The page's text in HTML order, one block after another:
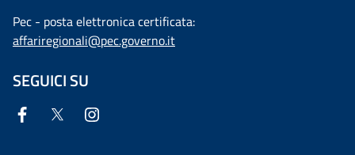
Pec - posta elettronica certificata:
affariregionali@pec.governo.it
SEGUICI SU